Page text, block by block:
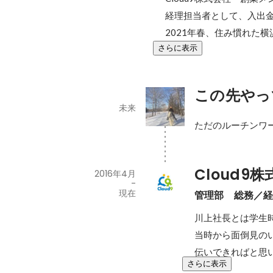
経理担当者として、入出
2021年春、住み慣れた横
さらに表示
この先や
未来
ただのルーチンワ
Cloud9株
管理部　総務／
2016年4月
-
現在
川上社長とは学生
当時から面倒見の
伝いできればと思
さらに表示